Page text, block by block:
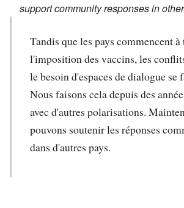
support community responses in
Tandis que les pays commencent à
l'imposition des vaccins, les
le besoin d'espaces de dialogue se
Nous faisons cela depuis des
avec d'autres polarisations.
pouvons soutenir les réponses
dans d'autres pays.